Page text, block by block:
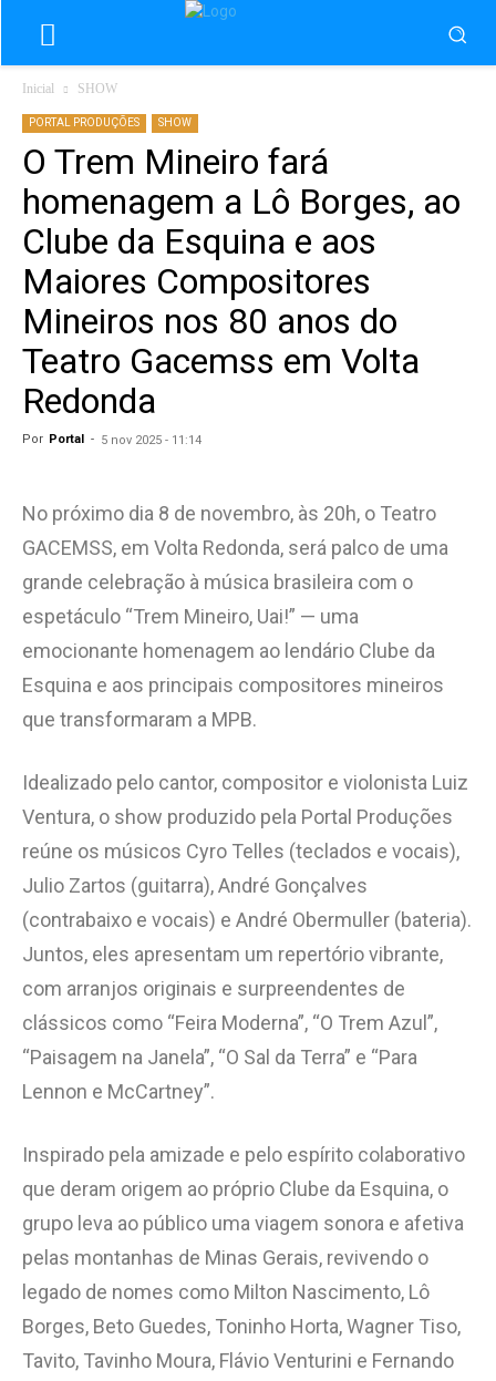
Inicial SHOW
PORTAL PRODUÇÕES SHOW
O Trem Mineiro fará
homenagem a Lô Borges, ao
Clube da Esquina e aos
Maiores Compositores
Mineiros nos 80 anos do
Teatro Gacemss em Volta
Redonda
Por Portal - 5 nov 2025 - 11:14
No próximo dia 8 de novembro, às 20h, o Teatro
GACEMSS, em Volta Redonda, será palco de uma
grande celebração à música brasileira com o
espetáculo “Trem Mineiro, Uai!” — uma
emocionante homenagem ao lendário Clube da
Esquina e aos principais compositores mineiros
que transformaram a MPB.
Idealizado pelo cantor, compositor e violonista Luiz
Ventura, o show produzido pela Portal Produções
reúne os músicos Cyro Telles (teclados e vocais),
Julio Zartos (guitarra), André Gonçalves
(contrabaixo e vocais) e André Obermuller (bateria).
Juntos, eles apresentam um repertório vibrante,
com arranjos originais e surpreendentes de
clássicos como “Feira Moderna”, “O Trem Azul”,
“Paisagem na Janela”, “O Sal da Terra” e “Para
Lennon e McCartney”.
Inspirado pela amizade e pelo espírito colaborativo
que deram origem ao próprio Clube da Esquina, o
grupo leva ao público uma viagem sonora e afetiva
pelas montanhas de Minas Gerais, revivendo o
legado de nomes como Milton Nascimento, Lô
Borges, Beto Guedes, Toninho Horta, Wagner Tiso,
Tavito, Tavinho Moura, Flávio Venturini e Fernando